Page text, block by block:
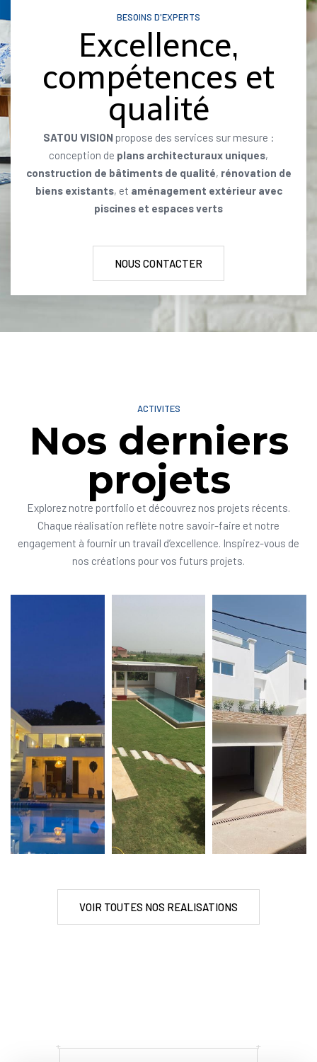
BESOINS D'EXPERTS
Excellence,
compétences et
qualité
SATOU VISION propose des services sur mesure :
conception de plans architecturaux uniques,
construction de bâtiments de qualité, rénovation de
biens existants, et aménagement extérieur avec
piscines et espaces verts
NOUS CONTACTER
ACTIVITES
Nos derniers
projets
Explorez notre portfolio et découvrez nos projets récents.
Chaque réalisation reflète notre savoir-faire et notre
engagement à fournir un travail d’excellence. Inspirez-vous de
nos créations pour vos futurs projets.
VOIR TOUTES NOS REALISATIONS